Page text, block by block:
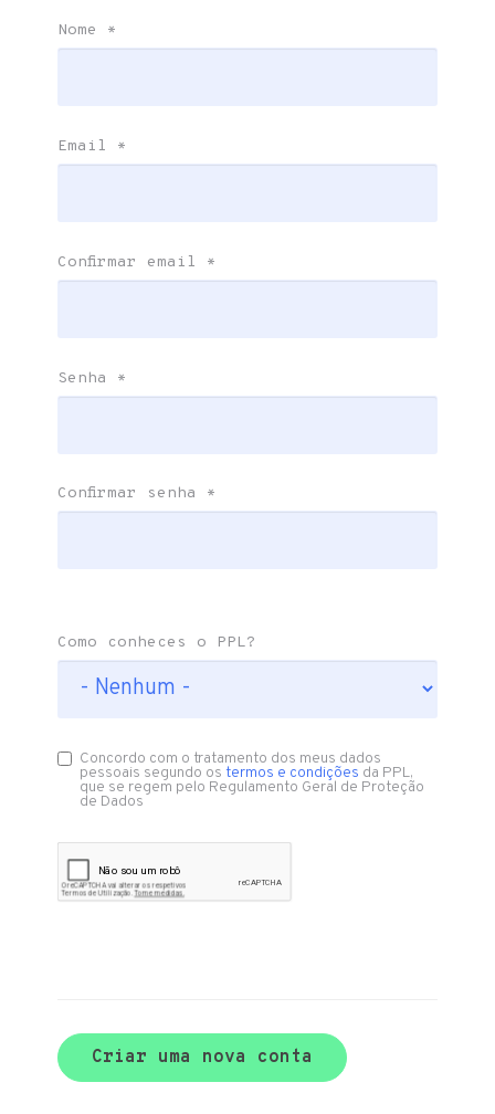
Nome *
Email *
Confirmar email *
Senha *
Confirmar senha *
Como conheces o PPL?
Concordo com o tratamento dos meus dados
pessoais segundo ostermos e condições da PPL,
que se regem pelo Regulamento Geral de Proteção
de Dados
Criar uma nova conta